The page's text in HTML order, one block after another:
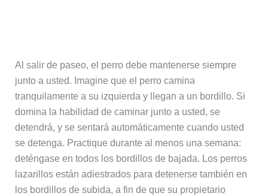
Al salir de paseo, el perro debe mantenerse siempre
junto a usted. Imagine que el perro camina
tranquilamente a su izquierda y llegan a un bordillo. Si
domina la habilidad de caminar junto a usted, se
detendrá, y se sentará automáticamente cuando usted
se detenga. Practique durante al menos una semana:
deténgase en todos los bordillos de bajada. Los perros
lazarillos están adiestrados para detenerse también en
los bordillos de subida, a fin de que su propietario